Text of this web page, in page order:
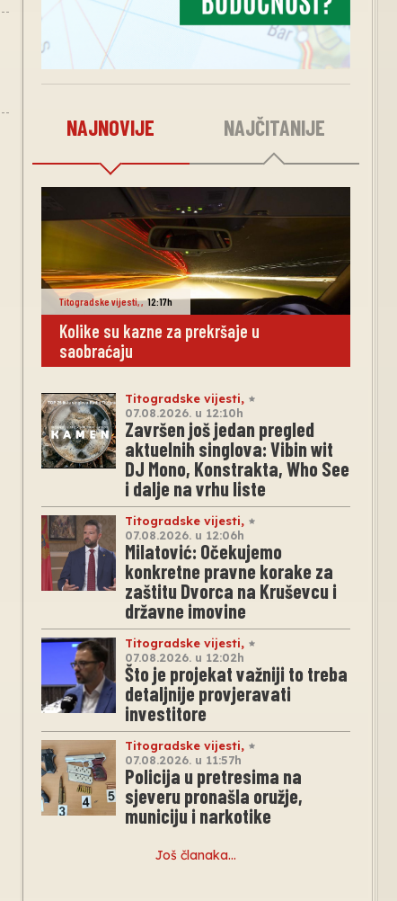
NAJNOVIJE NAJČITANIJE
Titogradske vijesti,, 12:17h
Kolike su kazne za prekršaje u
saobraćaju
Titogradske vijesti,
07.08.2026. u 12:10h
Završen još jedan pregled
aktuelnih singlova: Vibin wit
DJ Mono, Konstrakta, Who See
i dalje na vrhu liste
Titogradske vijesti,
07.08.2026. u 12:06h
Milatović: Očekujemo
konkretne pravne korake za
zaštitu Dvorca na Kruševcu i
državne imovine
Titogradske vijesti,
07.08.2026. u 12:02h
Što je projekat važniji to treba
detaljnije provjeravati
investitore
Titogradske vijesti,
07.08.2026. u 11:57h
Policija u pretresima na
sjeveru pronašla oružje,
municiju i narkotike
Još članaka…